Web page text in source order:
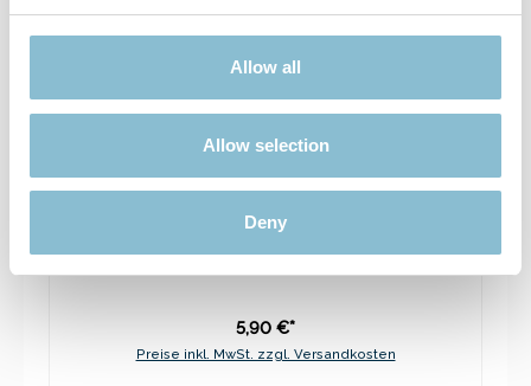
Allow all
Allow selection
Deny
Weihnachtsbaumschmuck Dinosaurier
5,90 €*
Preise inkl. MwSt. zzgl. Versandkosten